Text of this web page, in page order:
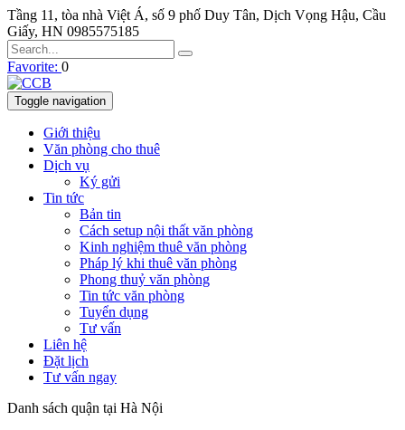
Tầng 11, tòa nhà Việt Á, số 9 phố Duy Tân, Dịch Vọng Hậu, Cầu
Giấy, HN 0985575185
Favorite: 0
Toggle navigation
Giới thiệu
Văn phòng cho thuê
Dịch vụ
Ký gửi
Tin tức
Bản tin
Cách setup nội thất văn phòng
Kinh nghiệm thuê văn phòng
Pháp lý khi thuê văn phòng
Phong thuỷ văn phòng
Tin tức văn phòng
Tuyển dụng
Tư vấn
Liên hệ
Đặt lịch
Tư vấn ngay
Danh sách quận tại Hà Nội